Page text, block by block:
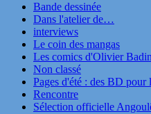
Bande dessinée
Dans l'atelier de…
interviews
Le coin des mangas
Les comics d'Olivier Badin
Non classé
Pages d'été : des BD pour
Rencontre
Sélection officielle